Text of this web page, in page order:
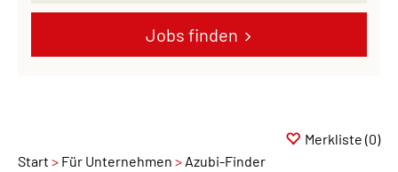
Jobs finden
Start Für Unternehmen Azubi-Finder
Merkliste (0)